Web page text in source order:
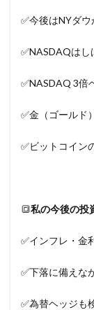
✅今後はNYダ
✅NASDAQは
✅NASDAQ 3倍
✅金（ゴールド
✅ビットコイン
🔳私の今後の投
✅インフレ・金
✅下落に備えな
✅為替ヘッジも